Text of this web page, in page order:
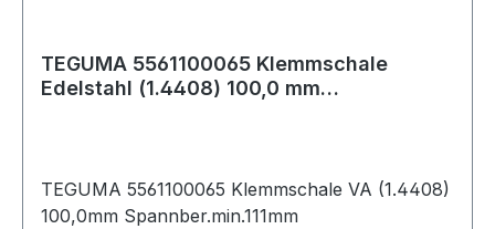
TEGUMA 5561100065 Klemmschale
Edelstahl (1.4408) 100,0 mm
TEGUMA 5561100065 Klemmschale VA (1.4408)
100,0mm Spannber.min.111mm